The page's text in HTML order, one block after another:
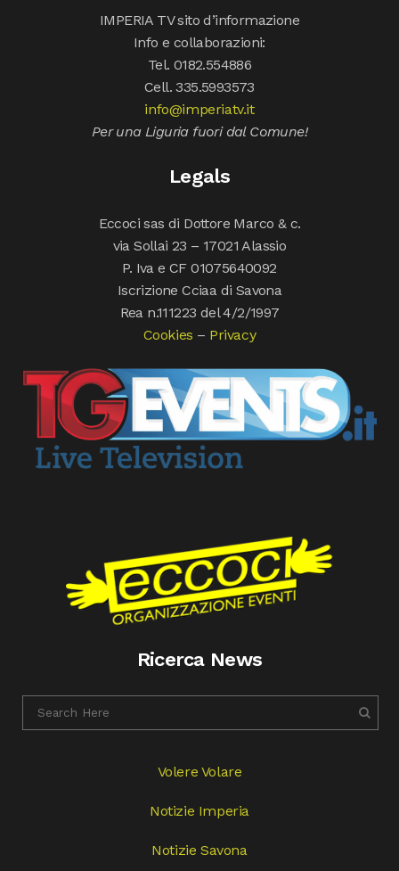
IMPERIA TV sito d’informazione
Info e collaborazioni:
Tel. 0182.554886
Cell. 335.5993573
info@imperiatv.it
Per una Liguria fuori dal Comune!
Legals
Eccoci sas di Dottore Marco & c.
via Sollai 23 – 17021 Alassio
P. Iva e CF 01075640092
Iscrizione Cciaa di Savona
Rea n.111223 del 4/2/1997
Cookies – Privacy
Ricerca News
Volere Volare
Notizie Imperia
Notizie Savona